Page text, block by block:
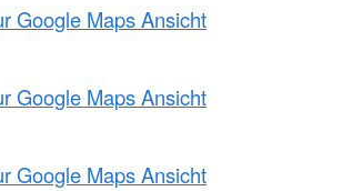
Google Maps Ansicht
Google Maps Ansicht
Google Maps Ansicht